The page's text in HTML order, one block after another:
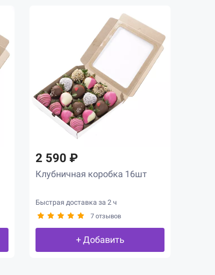
2 590 ₽
Клубничная коробка 16шт
Быстрая доставка за 2 ч
7 отзывов
+ Добавить